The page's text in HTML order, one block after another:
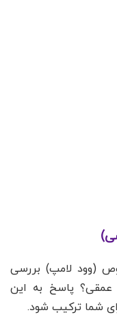
(وود لامپ) بررسی
پاسخ به این
شما ترکیب شود.